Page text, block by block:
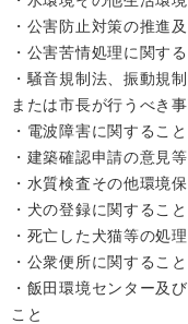
・公害防止対策の推進
・公害苦情処理に関す
・騒音規制法、振動規
または市長が行うべき
・電波障害に関すること
・建築確認申請の意見
・水質検査その他環境
・犬の登録に関すること
・死亡した犬猫等の処
・公衆便所に関すること
・飯田環境センター及
こと